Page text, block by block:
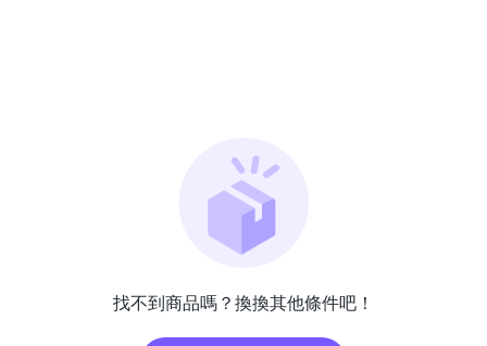
找不到商品嗎？換換其他條件吧！